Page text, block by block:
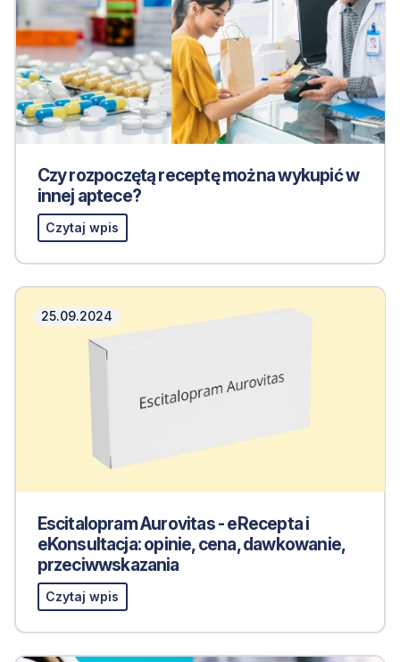
Czy rozpoczętą receptę można wykupić w
innej aptece?
Czytaj wpis
25.09.2024
Escitalopram Aurovitas - eRecepta i
eKonsultacja: opinie, cena, dawkowanie,
przeciwwskazania
Czytaj wpis